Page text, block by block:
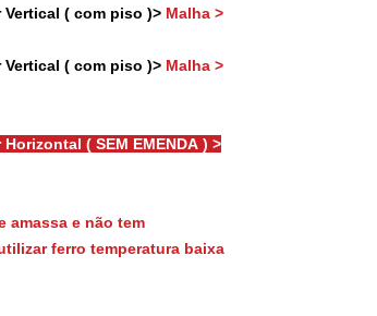
Vertical ( com piso )> Malha >
Vertical ( com piso )> Malha >
( SEM EMENDA ) >
amassa e não tem
ferro temperatura baixa